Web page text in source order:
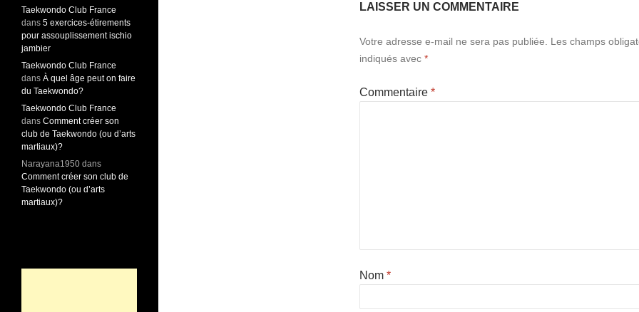
LAISSER UN COMMENTAIRE
Votre adresse e-mail ne sera pas publiée.
Les champs
indiqués avec *
Commentaire *
Nom *
Taekwondo Club France
dans 5 exercices-étirements
pour assouplissement ischio
jambier
Taekwondo Club France
dans À quel âge peut on faire
du Taekwondo?
Taekwondo Club France
dans Comment créer son
club de Taekwondo (ou d’arts
martiaux)?
Narayana1950 dans
Comment créer son club de
Taekwondo (ou d’arts
martiaux)?